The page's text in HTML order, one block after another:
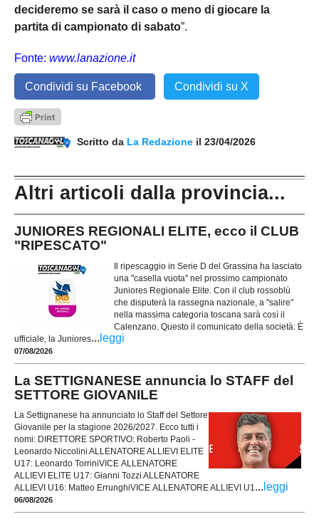
decideremo se sarà il caso o meno di giocare la
partita di campionato di sabato”.
Fonte: www.lanazione.it
Condividi su Facebook Condividi su X
Scritto da La Redazione il 23/04/2026
Altri articoli dalla provincia...
JUNIORES REGIONALI ELITE, ecco il CLUB
"RIPESCATO"
Il ripescaggio in Serie D del Grassina ha lasciato
una "casella vuota" nel prossimo campionato
Juniores Regionale Elite. Con il club rossoblù
che disputerà la rassegna nazionale, a "salire"
nella massima categoria toscana sarà così il
Calenzano. Questo il comunicato della società: È
ufficiale, la Juniores... leggi
07/08/2026
La SETTIGNANESE annuncia lo STAFF del
SETTORE GIOVANILE
La Settignanese ha annunciato lo Staff del Settore
Giovanile per la stagione 2026/2027. Ecco tutti i
nomi: DIRETTORE SPORTIVO: Roberto Paoli -
Leonardo Niccolini ALLENATORE ALLIEVI ELITE
U17: Leonardo TorriniVICE ALLENATORE
ALLIEVI ELITE U17: Gianni Tozzi ALLENATORE
ALLIEVI U16: Matteo ErrunghiVICE ALLENATORE ALLIEVI U1... leggi
06/08/2026